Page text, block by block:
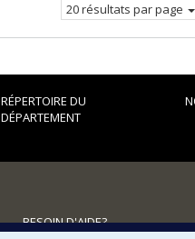
20 résultats par page
RÉPERTOIRE DU
DÉPARTEMENT
BESOIN D'AIDE?